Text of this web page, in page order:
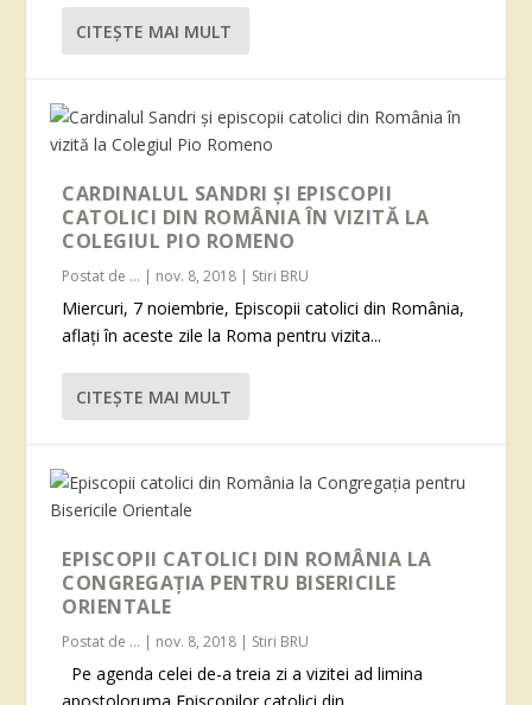
CITEŞTE MAI MULT
CARDINALUL SANDRI ȘI EPISCOPII
CATOLICI DIN ROMÂNIA ÎN VIZITĂ LA
COLEGIUL PIO ROMENO
Postat de ... | nov. 8, 2018 | Stiri BRU
Miercuri, 7 noiembrie, Episcopii catolici din România,
aflați în aceste zile la Roma pentru vizita...
CITEŞTE MAI MULT
EPISCOPII CATOLICI DIN ROMÂNIA LA
CONGREGAȚIA PENTRU BISERICILE
ORIENTALE
Postat de ... | nov. 8, 2018 | Stiri BRU
Pe agenda celei de-a treia zi a vizitei ad limina